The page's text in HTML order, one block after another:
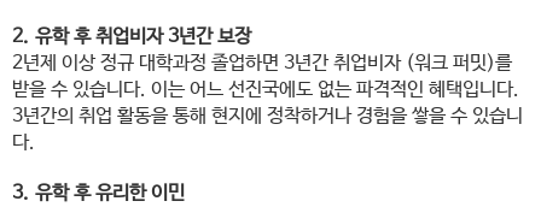
2. 유학 후 취업비자 3년간 보장​
2년제 이상 정규 대학과정 졸업하면 3년간 취업비자 (워크 퍼밋)를
받을 수 있습니다. 이는 어느 선진국에도 없는 파격적인 혜택입니다.
3년간의 취업 활동을 통해 현지에 정착하거나 경험을 쌓을 수 있습니
다.
3. 유학 후 유리한 이민